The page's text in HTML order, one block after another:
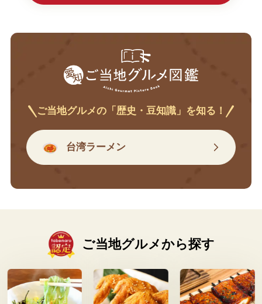
ご当地グルメの「歴史・豆知識」を知る！
台湾ラーメン
ご当地グルメから探す